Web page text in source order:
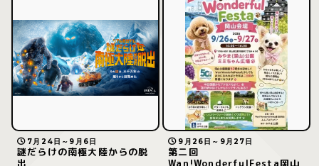
7月24日～9月6日
謎だらけの南極大陸からの脱
出
9月26日～9月27日
第二回
Wan!WonderfulFesta岡山